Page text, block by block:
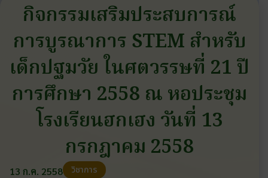
กิจกรรมเสริมประสบการณ์
การบูรณาการ STEM สำหรับ
เด็กปฐมวัย ในศตวรรษที่ 21 ปี
การศึกษา 2558 ณ หอประชุม
โรงเรียนฮกเฮง วันที่ 13
กรกฎาคม 2558
13 ก.ค. 2558 วิชาการ